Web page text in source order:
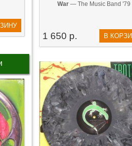
War— The Music Band '79
1 650 р. В